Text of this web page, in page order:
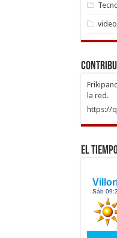
la red.
https://
El